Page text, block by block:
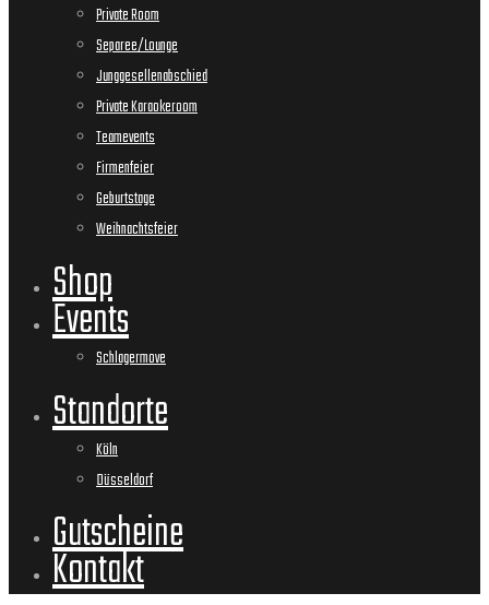
Private Room
Separee/Lounge
Junggesellenabschied
Private Karaokeroom
Teamevents
Firmenfeier
Geburtstage
Weihnachtsfeier
Shop
Events
Schlagermove
Standorte
Köln
Düsseldorf
Gutscheine
Kontakt